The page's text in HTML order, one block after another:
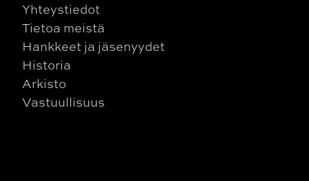
Yhteystiedot
Tietoa meistä
Hankkeet ja jäsenyydet
Historia
Arkisto
Vastuullisuus